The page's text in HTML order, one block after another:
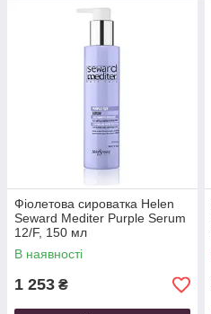
Фіолетова сироватка Helen
Seward Mediter Purple Serum
12/F, 150 мл
В наявності
1 253 ₴